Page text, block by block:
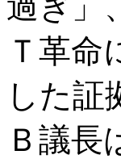
Ｔ革命
した証
Ｂ議長